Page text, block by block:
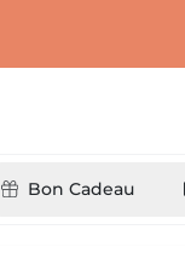
Bon Cadeau